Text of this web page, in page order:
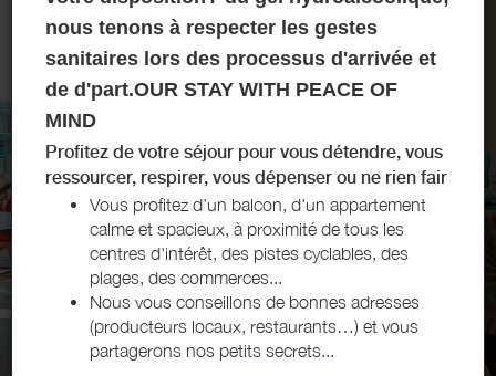
nous tenons à respecter les gestes
sanitaires lors des processus d'arrivée et
de d'part.OUR STAY WITH PEACE OF
MIND
Profitez de votre séjour pour vous détendre, vous
ressourcer, respirer, vous dépenser ou ne rien fair
Vous profitez d’un balcon, d'un appartement
calme et spacieux, à proximité de tous les
centres d'intérêt, des pistes cyclables, des
plages, des commerces...
Nous vous conseillons de bonnes adresses
(producteurs locaux, restaurants…) et vous
partagerons nos petits secrets...